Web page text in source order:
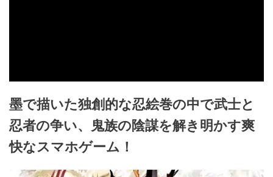
墨で描いた独創的な忍絵巻の中で武士と
忍者の争い、鬼族の陰謀を解き明かす爽
快なスマホゲーム！